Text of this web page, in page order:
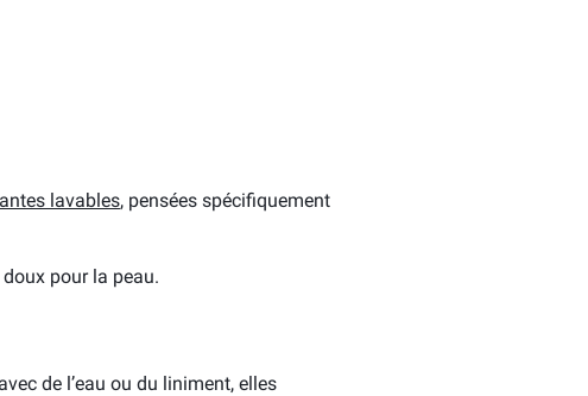
lavables, pensées spécifiquement
pour la peau.
de l’eau ou du liniment, elles